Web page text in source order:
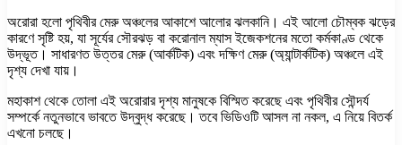
অরোরা হলো পৃথিবীর মেরু অঞ্চলের আকাশে আলোর ঝলকানি। এই আলো চৌম্বক ঝড়ের
কারণে সৃষ্টি হয়, যা সূর্যের সৌরঝড় বা করোনাল ম্যাস ইজেকশনের মতো কর্মকাণ্ড থেকে
উদ্ভূত। সাধারণত উত্তর মেরু (আর্কটিক) এবং দক্ষিণ মেরু (অ্যান্টার্কটিক) অঞ্চলে এই
দৃশ্য দেখা যায়।
মহাকাশ থেকে তোলা এই অরোরার দৃশ্য মানুষকে বিস্মিত করেছে এবং পৃথিবীর সৌন্দর্য
সম্পর্কে নতুনভাবে ভাবতে উদ্বুদ্ধ করেছে। তবে ভিডিওটি আসল না নকল, এ নিয়ে বিতর্ক
এখনো চলছে।